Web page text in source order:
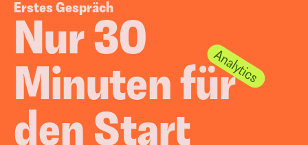
Erstes Gespräch
Nur 30
Minuten für
den Start